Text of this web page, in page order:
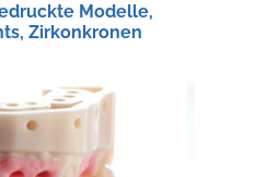
Modelle,
Zirkonkronen